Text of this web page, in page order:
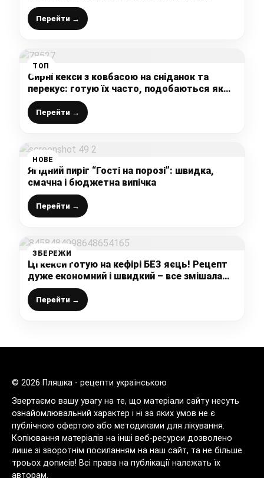
Перейти →
ТОП
Сирні кекси з ковбасою на сніданок та
перекус: готую їх часто, подобаються як
дітям так і дорослим, все просто і легко
Перейти →
НОВЕ
Ягідний пиріг “Гості на порозі”: швидка,
смачна і бюджетна випічка
Перейти →
ЗБЕРЕЖИ
Ці кекси готую на кефірі БЕЗ яєць! Рецепт
дуже економний і швидкий – все змішала
вінчиком і в духовку
Перейти →
© 2026 Пляшка - рецепти українською
Звертаємо вашу увагу на те, що матеріали сайту несуть
ознайомлювальний характер і ні за яких умов не є
публічною офертою або методиками для лікування.
Копіювання матеріалів на інші веб-ресурси дозволено
лише зі зворотнім посиланням на наш сайт, та не більше
троьох дописів! Всі права на публікації належать їх
авторам.